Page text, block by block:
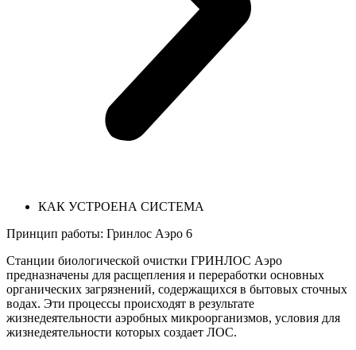
КАК УСТРОЕНА СИСТЕМА
Принцип работы: Гринлос Аэро 6
Станции биологической очистки ГРИНЛОС Аэро
предназначены для расщепления и переработки основных
органических загрязнений, содержащихся в бытовых сточных
водах. Эти процессы происходят в результате
жизнедеятельности аэробных микроорганизмов, условия для
жизнедеятельности которых создает ЛОС.